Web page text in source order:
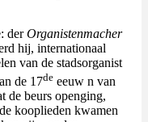
derOrganistenmacher
hij, internationaal
van de stadsorganist
de 17de eeuw n van
de beurs openging,
kooplieden kwamen